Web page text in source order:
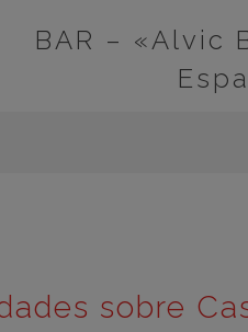
BAR – «Alvic
sobre